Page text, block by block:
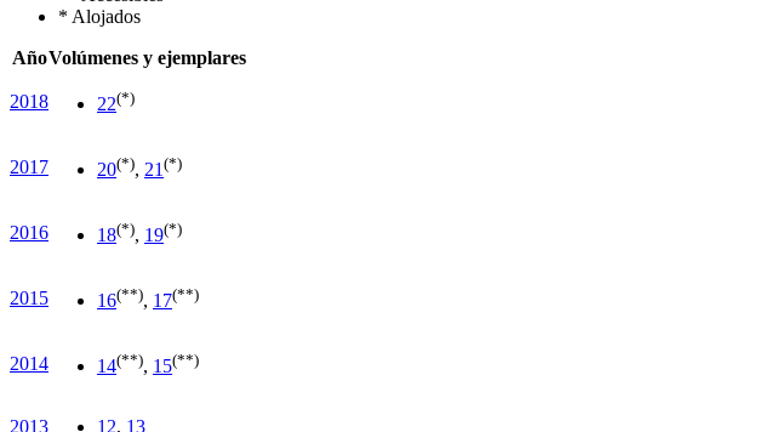
* Alojados
AñoVolúmenes y ejemplares
2018 22(*)
2017 20(*), 21 (*)
2016 18(*), 19(*)
2015 16(**), 17(**)
2014 14(**), 15(**)
2013 12, 13